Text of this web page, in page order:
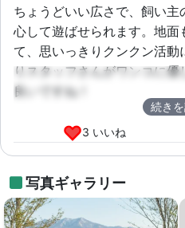
ちょうどいい広さで、飼い
心して遊ばせられます。地面
て、思いっきりクンクン活
りスタッフさんがワンコに
良いですね！
続き
3 いいね
写真ギャラリー